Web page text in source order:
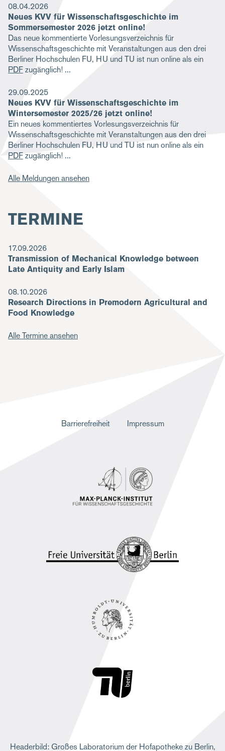
08.04.2026
Neues KVV für Wissenschaftsgeschichte im
Sommersemester 2026 jetzt online!
Das neue kommentierte Vorlesungsverzeichnis für
Wissenschaftsgeschichte mit Veranstaltungen aus den drei
Berliner Hochschulen FU, HU und TU ist nun online als ein
PDFzugänglich!
29.09.2025
Neues KVV für Wissenschaftsgeschichte im
Wintersemester 2025/26 jetzt online!
Ein neues kommentiertes Vorlesungsverzeichnis für
Wissenschaftsgeschichte mit Veranstaltungen aus den drei
Berliner Hochschulen FU, HU und TU ist nun online als ein
PDFzugänglich!
Alle Meldungen ansehen
TERMINE
17.09.2026
Transmission of Mechanical Knowledge between
Late Antiquity and Early Islam
08.10.2026
Research Directions in Premodern Agricultural and
Food Knowledge
Alle Termine ansehen
Barrierefreiheit Impressum
Headerbild: Großes Laboratorium der Hofapotheke zu Berlin,